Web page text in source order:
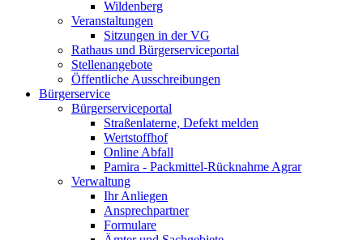
Wildenberg
Veranstaltungen
Sitzungen in der VG
Rathaus und Bürgerserviceportal
Stellenangebote
Öffentliche Ausschreibungen
Bürgerservice
Bürgerserviceportal
Straßenlaterne, Defekt melden
Wertstoffhof
Online Abfall
Pamira - Packmittel-Rücknahme Agrar
Verwaltung
Ihr Anliegen
Ansprechpartner
Formulare